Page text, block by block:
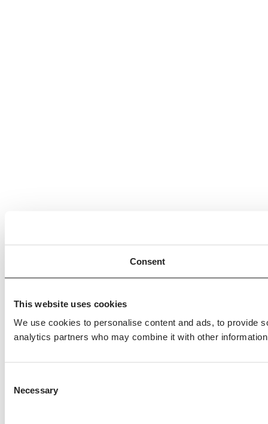
Consent
This website uses cookies
We use cookies to personalise content and ads, to provide
analytics partners who may combine it with other
Selection
Necessary